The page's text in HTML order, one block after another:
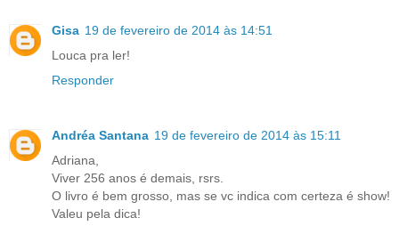
Gisa 19 de fevereiro de 2014 às 14:51
Louca pra ler!
Responder
Andréa Santana 19 de fevereiro de 2014 às 15:11
Adriana,
Viver 256 anos é demais, rsrs.
O livro é bem grosso, mas se vc indica com certeza é show!
Valeu pela dica!